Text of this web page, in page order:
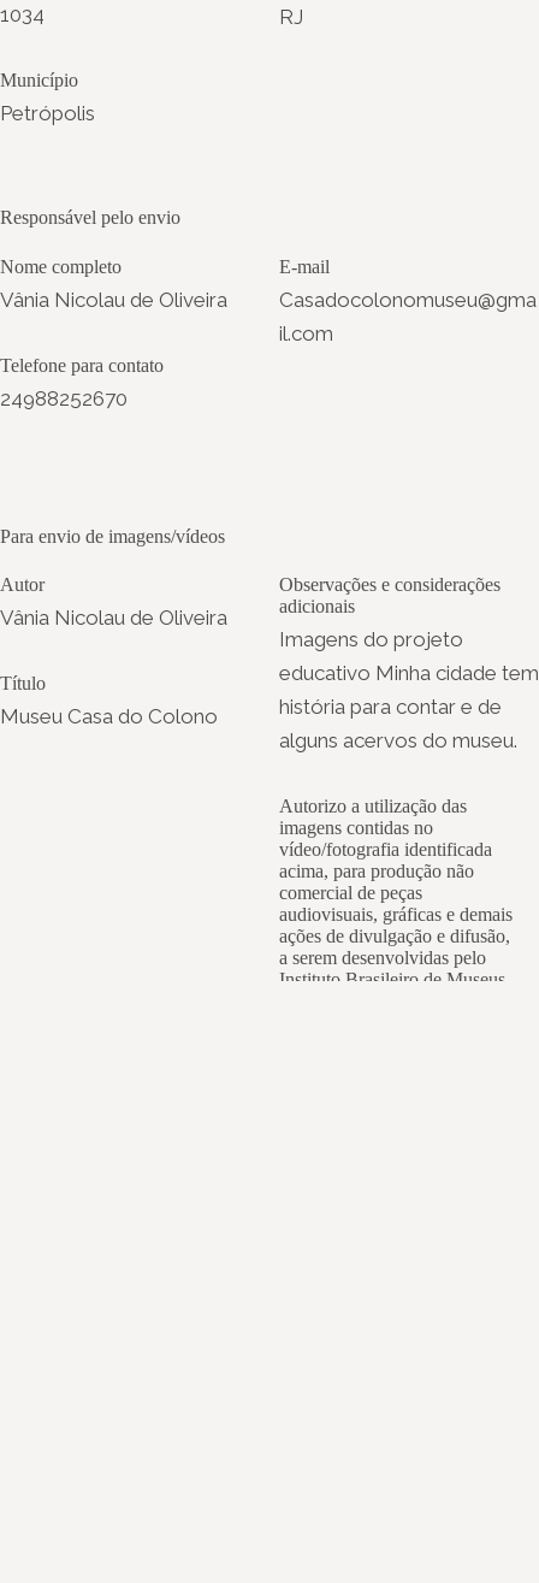
1034
Município
Petrópolis
RJ
Responsável pelo envio
Nome completo
Vânia Nicolau de Oliveira
Telefone para contato
24988252670
E-mail
Casadocolonomuseu@gma
il.com
Para envio de imagens/vídeos
Autor
Vânia Nicolau de Oliveira
Título
Museu Casa do Colono
Observações e considerações
adicionais
Imagens do projeto
educativo Minha cidade tem
história para contar e de
alguns acervos do museu.
Autorizo a utilização das
imagens contidas no
vídeo/fotografia identificada
acima, para produção não
comercial de peças
audiovisuais, gráficas e demais
ações de divulgação e difusão,
a serem desenvolvidas pelo
Instituto Brasileiro de Museus –